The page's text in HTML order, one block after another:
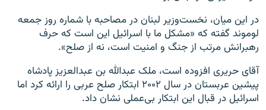
در این میان، نخست‌وزیر لبنان در مصاحبه با شماره روز جمعه
لوموند گفته که «مشکل ما با اسرائیل این است که حرف
رهبرانش مرتب از جنگ و امنیت است، نه از صلح».
آقای حریری افزوده است، ملک عبدالله بن عبدالعزیز پادشاه
پیشین عربستان در سال ۲۰۰۲ ابتکار صلح عربی را ارائه کرد اما
اسرائیل در قبال این ابتکار بی‌عملی نشان داد.